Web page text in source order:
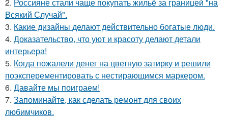
Всякий Случай".
3. Какие дизайны делают действительно богатые люди.
4. Доказательство, что уют и красоту делают детали
интерьера!
5. Когда пожалели денег на цветную затирку и решили
поэксперементировать с нестирающимся маркером.
6. Давайте мы поиграем!
7. Запоминайте, как сделать ремонт для своих
любимчиков.